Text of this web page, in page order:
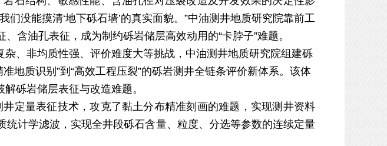
没能摸清‘地下砾石墙’的真实面貌。”中油测井地质研究院靠前工
、含油孔表征 ，成为制约砾岩储层高效动用的“卡脖子”难题。
杂、非均质性强、评价难度大等挑战，中油测井地质研究院组建砾
准地质识别”到“高效工程压裂”的砾岩测井全链条评价新体系。该体
砾岩储层表征与改造难题。
定量表征技术，攻克了黏土分布精准刻画的难题，实现测井资料
计学滤波，实现全井段砾石含量、粒度、分选等参数的连续定量